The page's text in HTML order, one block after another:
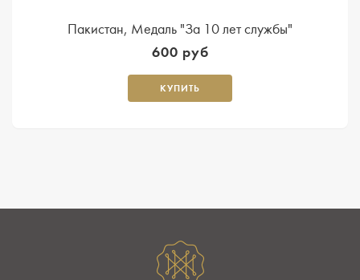
Пакистан, Медаль "За 10 лет службы"
600 руб
КУПИТЬ